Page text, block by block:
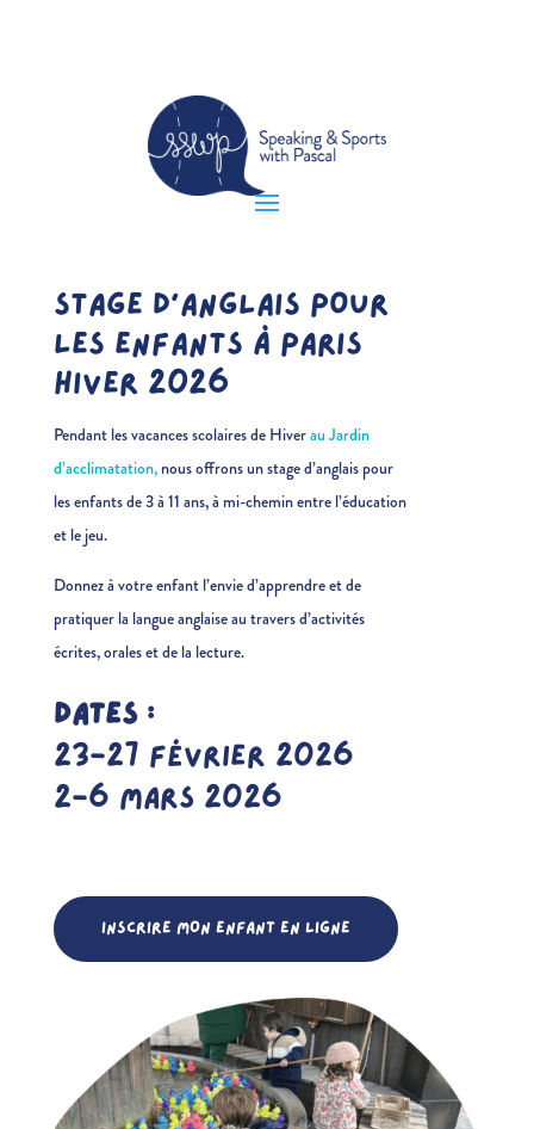
STAGE D’ANGLAIS POUR
LES ENFANTS À PARIS
HIVER 2026
Pendant les vacances scolaires de Hiverau Jardin
d’acclimatation, nous offrons un stage d’anglais pour
les enfants de 3 à 11 ans, à mi-chemin entre l’éducation
et le jeu.
Donnez à votre enfant l’envie d’apprendre et de
pratiquer la langue anglaise au travers d’activités
écrites, orales et de la lecture.
DATES :
23-27 FÉVRIER 2026
2-6 MARS 2026
INSCRIRE MON ENFANT EN LIGNE